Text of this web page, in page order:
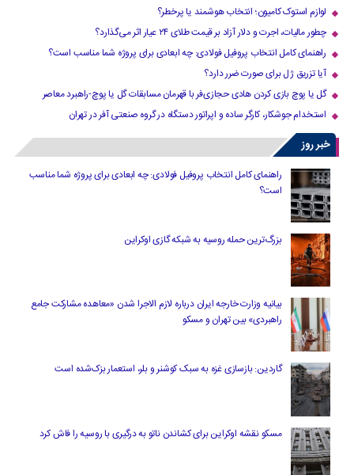
لوازم استوک کامیون؛ انتخاب هوشمند یا پرخطر؟
چطور مالیات، اجرت و دلار آزاد بر قیمت طلای ۲۴ عیار اثر می‌گذارد؟
راهنمای کامل انتخاب پروفیل فولادی: چه ابعادی برای پروژه شما مناسب است؟
آیا تزریق ژل برای صورت ضرر دارد​؟
گل یا پوچ بازی کردن هادی حجازی‌فر با قهرمان مسابقات گل یا پوچ-راهبرد معاصر
استخدام جوشکار، کارگر ساده و اپراتور دستگاه در گروه صنعتی آفر در تهران
خبر روز
راهنمای کامل انتخاب پروفیل فولادی: چه ابعادی برای پروژه شما مناسب
است؟
بزرگ‌ترین حمله روسیه به شبکه گازی اوکراین
بیانیه وزارت خارجه ایران درباره لازم‌ الاجرا شدن «معاهده مشارکت جامع
راهبردی» بین تهران و مسکو
گاردین: بازسازی غزه به سبک کوشنر و بلر، استعمار بزک‌شده است
مسکو نقشه اوکراین برای کشاندن ناتو به درگیری با روسیه را فاش کرد